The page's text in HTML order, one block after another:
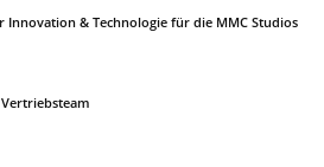
Innovation & Technologie für die MMC Studios